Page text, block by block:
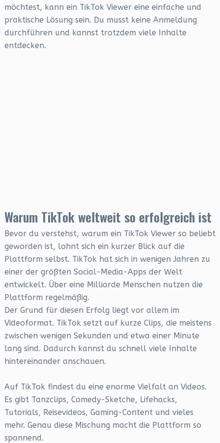
möchtest, kann ein TikTok Viewer eine einfache und
praktische Lösung sein. Du musst keine Anmeldung
durchführen und kannst trotzdem viele Inhalte
entdecken.
Warum TikTok weltweit so erfolgreich ist
Bevor du verstehst, warum ein TikTok Viewer so beliebt
geworden ist, lohnt sich ein kurzer Blick auf die
Plattform selbst. TikTok hat sich in wenigen Jahren zu
einer der größten Social-Media-Apps der Welt
entwickelt. Über eine Milliarde Menschen nutzen die
Plattform regelmäßig.
Der Grund für diesen Erfolg liegt vor allem im
Videoformat. TikTok setzt auf kurze Clips, die meistens
zwischen wenigen Sekunden und etwa einer Minute
lang sind. Dadurch kannst du schnell viele Inhalte
hintereinander anschauen.
Auf TikTok findest du eine enorme Vielfalt an Videos.
Es gibt Tanzclips, Comedy-Sketche, Lifehacks,
Tutorials, Reisevideos, Gaming-Content und vieles
mehr. Genau diese Mischung macht die Plattform so
spannend.